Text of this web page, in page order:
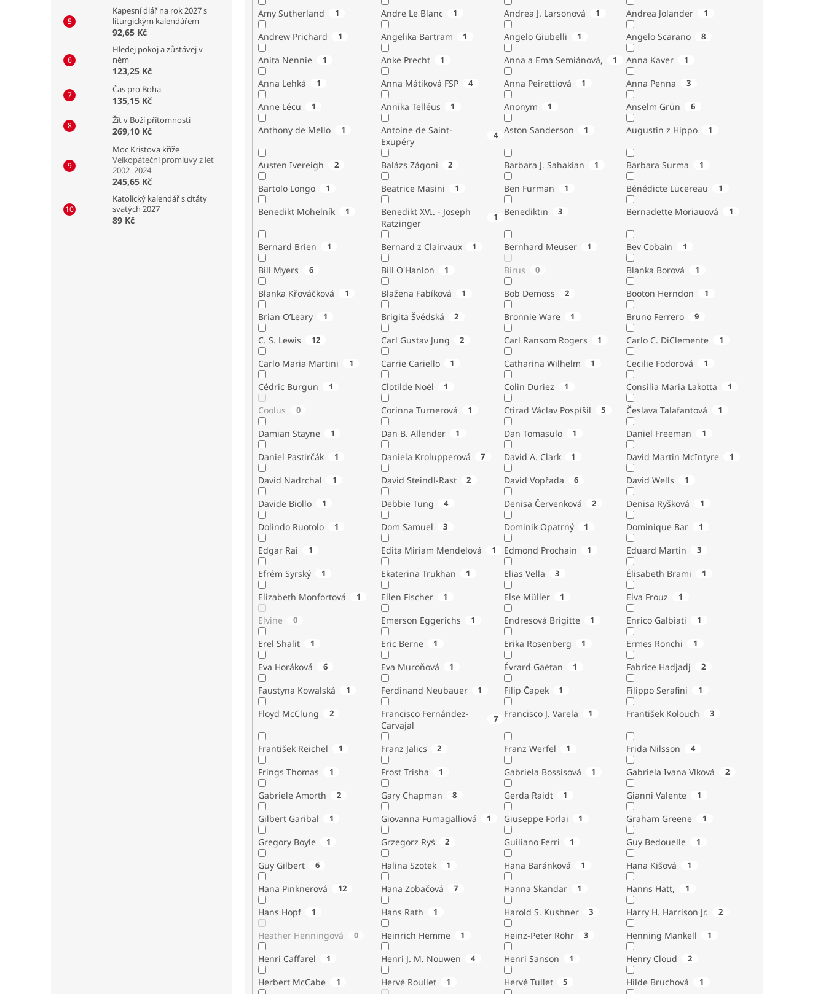
Kapesní diář na rok 2027 s
liturgickým kalendářem
92,65 Kč
Hledej pokoj a zůstávej v
něm
123,25 Kč
Čas pro Boha
135,15 Kč
Žít v Boží přítomnosti
269,10 Kč
Moc Kristova kříže
Velkopáteční promluvy z let
2002–2024
245,65 Kč
Katolický kalendář s citáty
svatých 2027
89 Kč
Amy Sutherland 1 Andre Le Blanc 1 Andrea J. Larsonová 1 Andrea Jolander 1
Andrew Prichard 1 Angelika Bartram 1 Angelo Giubelli 1 Angelo Scarano 8
Anita Nennie 1 Anke Precht 1 Anna a Ema Semiánová, 1 Anna Kaver 1
Anna Lehká 1 Anna Mátiková FSP 4 Anna Peirettiová 1 Anna Penna 3
Anne Lécu 1 Annika Telléus 1 Anonym 1 Anselm Grün 6
Anthony de Mello 1
Antoine de Saint-
Exupéry
4 Aston Sanderson 1 Augustin z Hippo 1
Austen Ivereigh 2 Balázs Zágoni 2 Barbara J. Sahakian 1 Barbara Surma 1
Bartolo Longo 1 Beatrice Masini 1 Ben Furman 1 Bénédicte Lucereau 1
Benedikt Mohelník 1
Benedikt XVI. - Joseph
Ratzinger
1 Benediktin 3 Bernadette Moriauová 1
Bernard Brien 1 Bernard z Clairvaux 1 Bernhard Meuser 1 Bev Cobain 1
Bill Myers 6 Bill O'Hanlon 1 Birus 0 Blanka Borová 1
Blanka Křováčková 1 Blažena Fabíková 1 Bob Demoss 2 Booton Herndon 1
Brian O’Leary 1 Brigita Švédská 2 Bronnie Ware 1 Bruno Ferrero 9
C. S. Lewis 12 Carl Gustav Jung 2 Carl Ransom Rogers 1 Carlo C. DiClemente 1
Carlo Maria Martini 1 Carrie Cariello 1 Catharina Wilhelm 1 Cecilie Fodorová 1
Cédric Burgun 1 Clotilde Noël 1 Colin Duriez 1 Consilia Maria Lakotta 1
Coolus 0 Corinna Turnerová 1 Ctirad Václav Pospíšil 5 Česlava Talafantová 1
Damian Stayne 1 Dan B. Allender 1 Dan Tomasulo 1 Daniel Freeman 1
Daniel Pastirčák 1 Daniela Krolupperová 7 David A. Clark 1 David Martin McIntyre 1
David Nadrchal 1 David Steindl-Rast 2 David Vopřada 6 David Wells 1
Davide Biollo 1 Debbie Tung 4 Denisa Červenková 2 Denisa Ryšková 1
Dolindo Ruotolo 1 Dom Samuel 3 Dominik Opatrný 1 Dominique Bar 1
Edgar Rai 1 Edita Miriam Mendelová 1 Edmond Prochain 1 Eduard Martin 3
Efrém Syrský 1 Ekaterina Trukhan 1 Elias Vella 3 Élisabeth Brami 1
Elizabeth Monfortová 1 Ellen Fischer 1 Else Müller 1 Elva Frouz 1
Elvine 0 Emerson Eggerichs 1 Endresová Brigitte 1 Enrico Galbiati 1
Erel Shalit 1 Eric Berne 1 Erika Rosenberg 1 Ermes Ronchi 1
Eva Horáková 6 Eva Muroňová 1 Évrard Gaëtan 1 Fabrice Hadjadj 2
Faustyna Kowalská 1 Ferdinand Neubauer 1 Filip Čapek 1 Filippo Serafini 1
Floyd McClung 2
Francisco Fernández-
Carvajal
7 Francisco J. Varela 1 František Kolouch 3
František Reichel 1 Franz Jalics 2 Franz Werfel 1 Frida Nilsson 4
Frings Thomas 1 Frost Trisha 1 Gabriela Bossisová 1 Gabriela Ivana Vlková 2
Gabriele Amorth 2 Gary Chapman 8 Gerda Raidt 1 Gianni Valente 1
Gilbert Garibal 1 Giovanna Fumagalliová 1 Giuseppe Forlai 1 Graham Greene 1
Gregory Boyle 1 Grzegorz Ryś 2 Guiliano Ferri 1 Guy Bedouelle 1
Guy Gilbert 6 Halina Szotek 1 Hana Baránková 1 Hana Kišová 1
Hana Pinknerová 12 Hana Zobačová 7 Hanna Skandar 1 Hanns Hatt, 1
Hans Hopf 1 Hans Rath 1 Harold S. Kushner 3 Harry H. Harrison Jr. 2
Heather Henningová 0 Heinrich Hemme 1 Heinz-Peter Röhr 3 Henning Mankell 1
Henri Caffarel 1 Henri J. M. Nouwen 4 Henri Sanson 1 Henry Cloud 2
Herbert McCabe 1 Hervé Roullet 1 Hervé Tullet 5 Hilde Bruchová 1